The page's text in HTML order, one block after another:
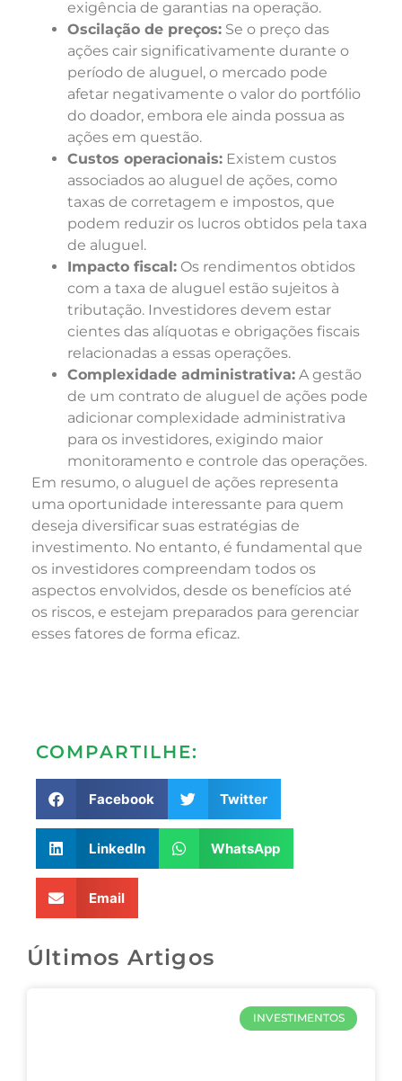
exigência de garantias na operação.
Oscilação de preços: Se o preço das
ações cair significativamente durante o
período de aluguel, o mercado pode
afetar negativamente o valor do portfólio
do doador, embora ele ainda possua as
ações em questão.
Custos operacionais: Existem custos
associados ao aluguel de ações, como
taxas de corretagem e impostos, que
podem reduzir os lucros obtidos pela taxa
de aluguel.
Impacto fiscal: Os rendimentos obtidos
com a taxa de aluguel estão sujeitos à
tributação. Investidores devem estar
cientes das alíquotas e obrigações fiscais
relacionadas a essas operações.
Complexidade administrativa: A gestão
de um contrato de aluguel de ações pode
adicionar complexidade administrativa
para os investidores, exigindo maior
monitoramento e controle das operações.
Em resumo, o aluguel de ações representa
uma oportunidade interessante para quem
deseja diversificar suas estratégias de
investimento. No entanto, é fundamental que
os investidores compreendam todos os
aspectos envolvidos, desde os benefícios até
os riscos, e estejam preparados para gerenciar
esses fatores de forma eficaz.
COMPARTILHE:
Facebook Twitter
LinkedIn WhatsApp
Email
Últimos Artigos
INVESTIMENTOS